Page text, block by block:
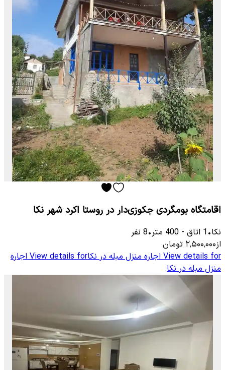
اقامتگاه بومگردی جکوزی‌دار در روستا اکرد شهر نکا
نکا•
1 اتاق -
400 متر•
8 نفر
از۲٬۵۰۰٬۰۰۰ تومان
View details for اجاره منزل مبله در نکاView details for اجاره
منزل مبله در نکا